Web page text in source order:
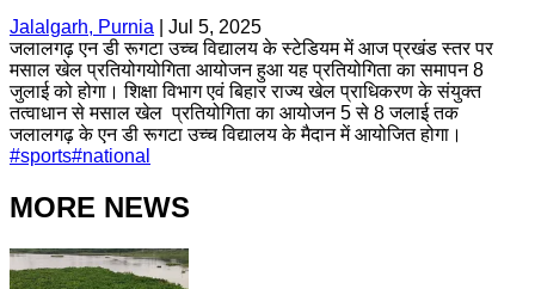
Jalalgarh, Purnia
Jul 5, 2025
जलालगढ़ एन डी रूगटा उच्च विद्यालय के स्टेडियम में आज प्रखंड स्तर पर
मसाल खेल प्रतियोगयोगिता आयोजन हुआ यह प्रतियोगिता का समापन 8
जुलाई को होगा। शिक्षा विभाग एवं बिहार राज्य खेल प्राधिकरण के संयुक्त
तत्वाधान से मसाल खेल प्रतियोगिता का आयोजन 5 से 8 जलाई तक
जलालगढ़ के एन डी रूगटा उच्च विद्यालय के मैदान में आयोजित होगा।
#sports#national
MORE NEWS